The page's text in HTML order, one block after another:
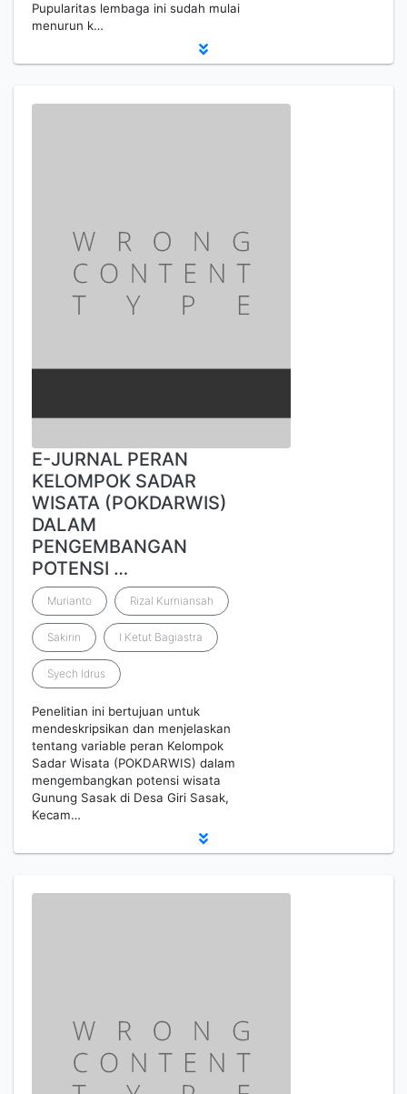
Pupularitas lembaga ini sudah mulai
menurun k…
E-JURNAL PERAN
KELOMPOK SADAR
WISATA (POKDARWIS)
DALAM
PENGEMBANGAN
POTENSI …
Murianto Rizal Kurniansah
Sakirin I Ketut Bagiastra
Syech Idrus
Penelitian ini bertujuan untuk
mendeskripsikan dan menjelaskan
tentang variable peran Kelompok
Sadar Wisata (POKDARWIS) dalam
mengembangkan potensi wisata
Gunung Sasak di Desa Giri Sasak,
Kecam…